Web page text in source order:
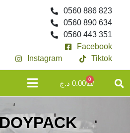
0560 886 823
0560 890 634
0560 443 351
Facebook
Instagram
Tiktok
0.00 د.ج 0